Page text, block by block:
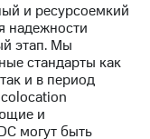
и ресурсоемкий
надежности
этап. Мы
стандарты как
и в период
colocation
и
могут быть